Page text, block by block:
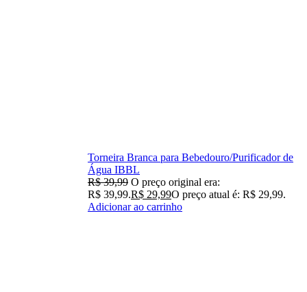
Torneira Branca para Bebedouro/Purificador de
Água IBBL
R$39,99 O preço original era:
R$ 39,99.R$ 29,99O preço atual é: R$ 29,99.
Adicionar ao carrinho